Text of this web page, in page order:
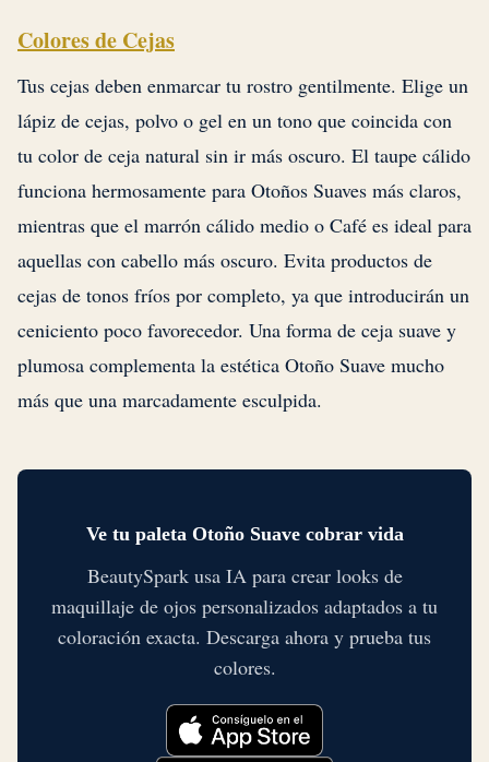
Colores de Cejas
Tus cejas deben enmarcar tu rostro gentilmente. Elige un
lápiz de cejas, polvo o gel en un tono que coincida con
tu color de ceja natural sin ir más oscuro. El taupe cálido
funciona hermosamente para Otoños Suaves más claros,
mientras que el marrón cálido medio o Café es ideal para
aquellas con cabello más oscuro. Evita productos de
cejas de tonos fríos por completo, ya que introducirán un
ceniciento poco favorecedor. Una forma de ceja suave y
plumosa complementa la estética Otoño Suave mucho
más que una marcadamente esculpida.
Ve tu paleta Otoño Suave cobrar vida
BeautySpark usa IA para crear looks de
maquillaje de ojos personalizados adaptados a tu
coloración exacta. Descarga ahora y prueba tus
colores.